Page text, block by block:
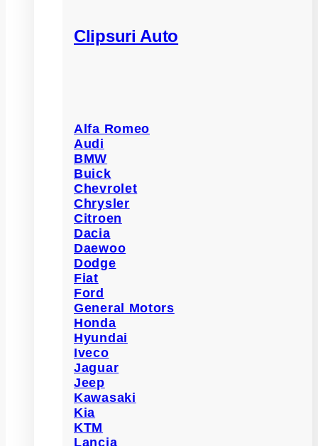
Clipsuri Auto
Alfa Romeo
Audi
BMW
Buick
Chevrolet
Chrysler
Citroen
Dacia
Daewoo
Dodge
Fiat
Ford
General Motors
Honda
Hyundai
Iveco
Jaguar
Jeep
Kawasaki
Kia
KTM
Lancia